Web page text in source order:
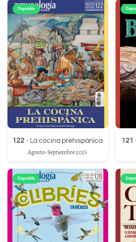
Disponible
122 - La cocina prehispánica
Agosto-Septiembre 2025
121
Disponible